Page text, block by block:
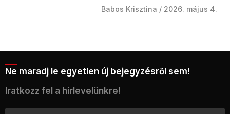
Babos Krisztina 2026. május 4.
Ne maradj le egyetlen új bejegyzésről sem!
Iratkozz fel a hírlevelünkre!